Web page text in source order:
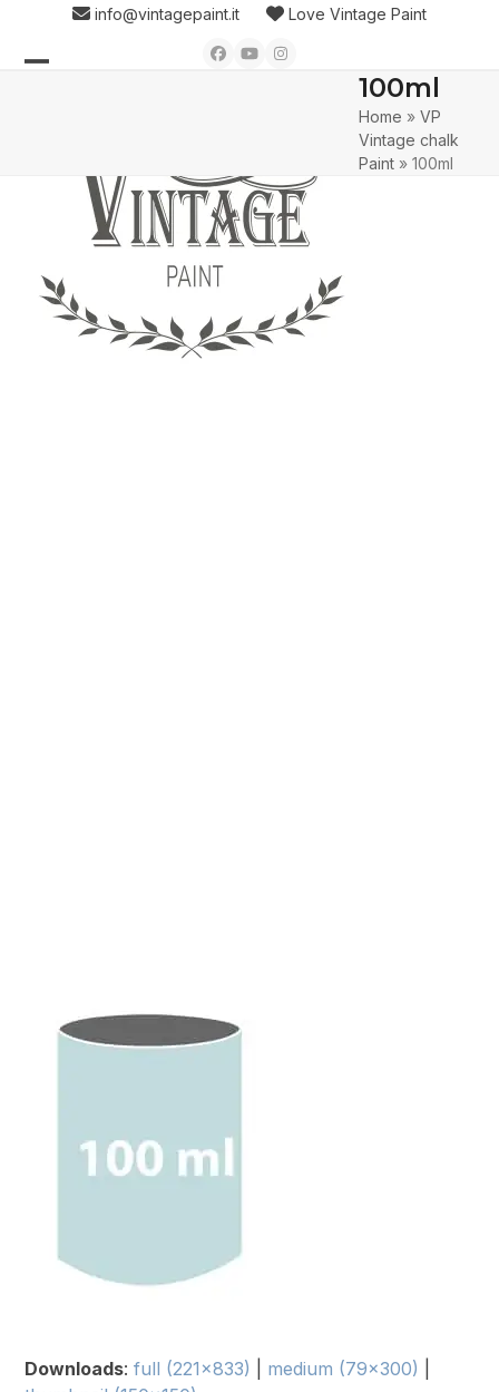
content
info@vintagepaint.it Love Vintage Paint
Facebook
YouTubeInstagram
100ml
Home »VP
Vintage chalk
Paint »100ml
Downloads:full (221x833) medium (79x300)